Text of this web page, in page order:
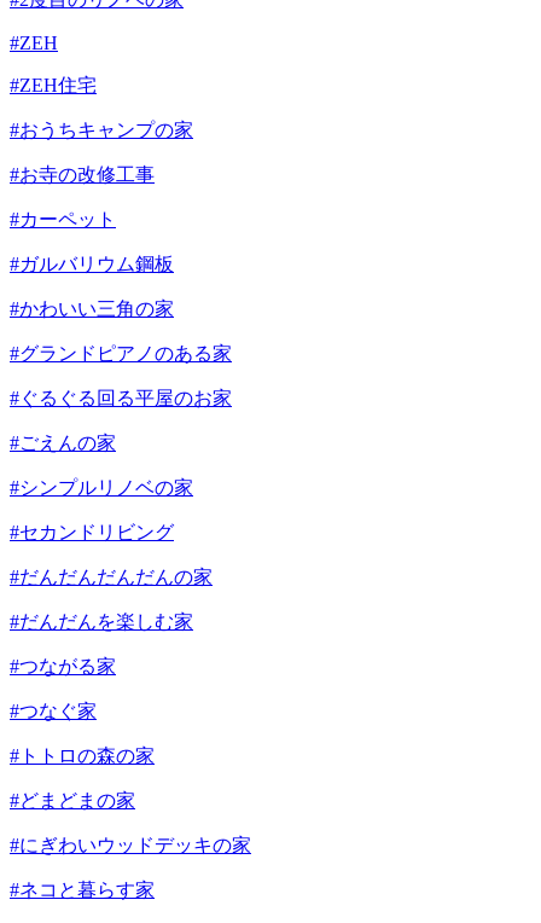
#ZEH
#ZEH住宅
#おうちキャンプの家
#お寺の改修工事
#カーペット
#ガルバリウム鋼板
#かわいい三角の家
#グランドピアノのある家
#ぐるぐる回る平屋のお家
#ごえんの家
#シンプルリノベの家
#セカンドリビング
#だんだんだんだんの家
#だんだんを楽しむ家
#つながる家
#つなぐ家
#トトロの森の家
#どまどまの家
#にぎわいウッドデッキの家
#ネコと暮らす家